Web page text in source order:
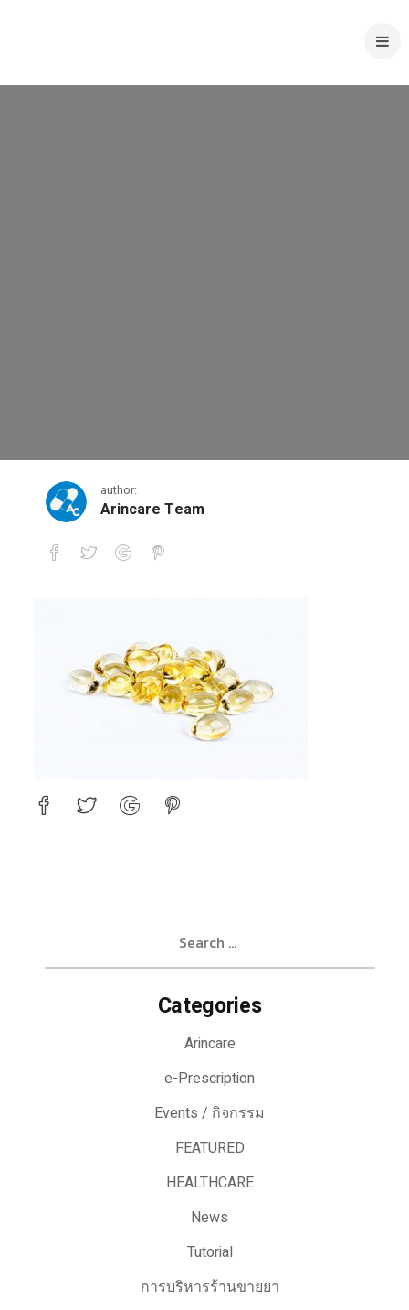
author:
Arincare Team
Categories
Arincare
e-Prescription
Events / กิจกรรม
FEATURED
HEALTHCARE
News
Tutorial
การบริหารร้านขายยา